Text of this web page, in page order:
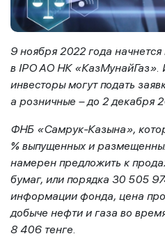
9 ноября 2022 года
в IPOАО НК «КазМунайГаз».
инвесторы могут подать
а розничные – до 2 декабря
ФНБ «Самрук-Казына»,
% выпущенных и
намерен предложить к
бумаг, или порядка 30 505
информации фонда, цена
добыче нефти и газа во
8 406 тенге.